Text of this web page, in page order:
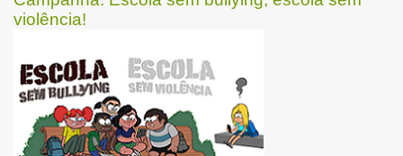
violência!